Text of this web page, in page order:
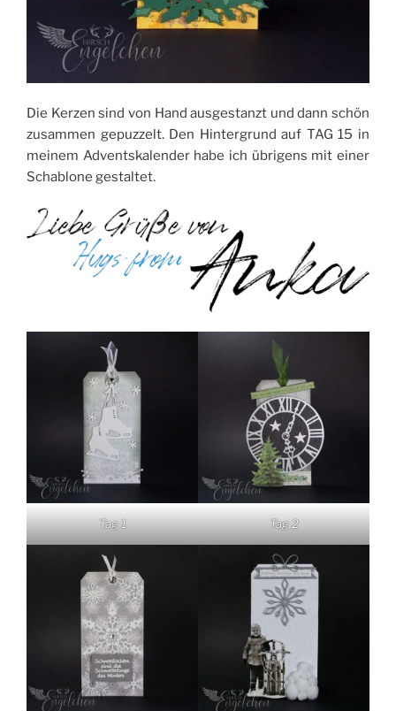
Die Kerzen sind von Hand ausgestanzt und dann schön
zusammen gepuzzelt. Den Hintergrund auf TAG 15 in
meinem Adventskalender habe ich übrigens mit einer
Schablone gestaltet.
Tag 1 Tag 2